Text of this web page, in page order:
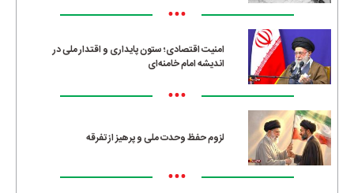
•••
امنیت اقتصادی؛ ستون پایداری و اقتدار ملی در
اندیشه امام خامنه‌ای
•••
لزوم حفظ وحدت ملی و پرهیز از تفرقه
•••